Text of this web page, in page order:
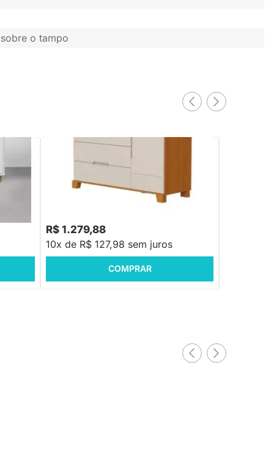
o tampo
com
Cômoda Luna 4 Gavetas e 1 Porta - Areia
R$ 1.279,88
10x de R$ 127,98 sem juros
COMPRAR